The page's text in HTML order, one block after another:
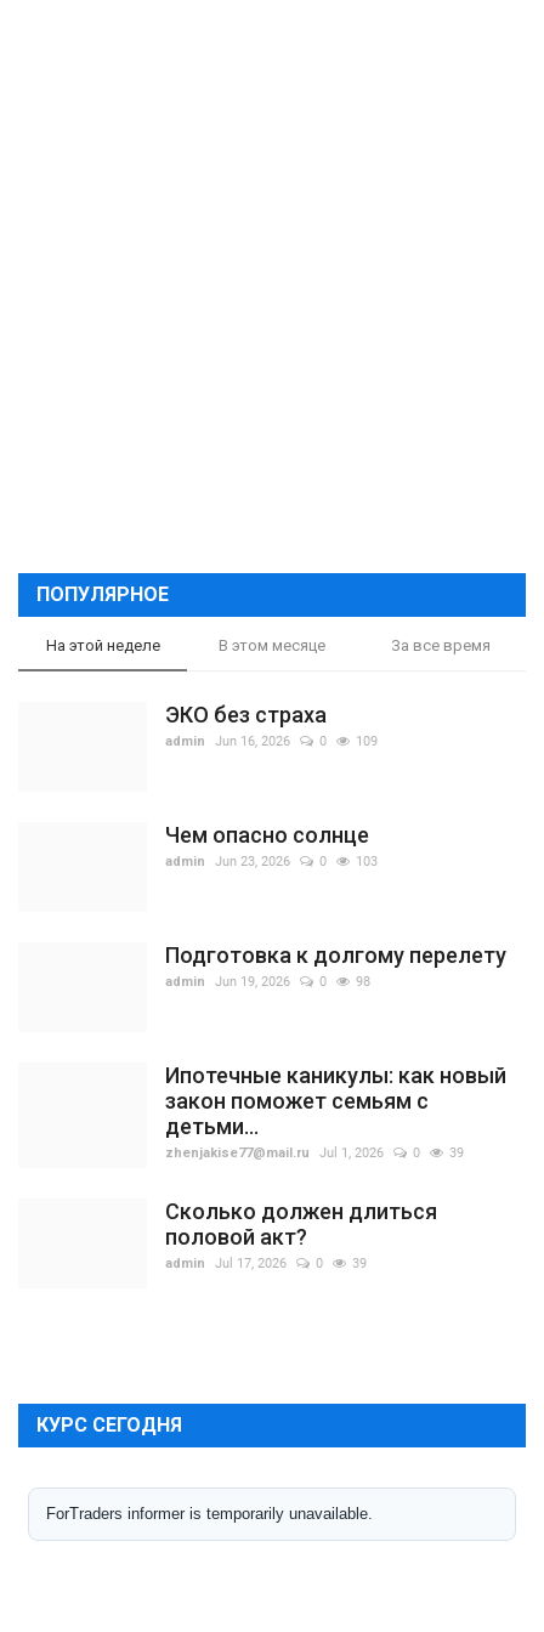
ПОПУЛЯРНОЕ
На этой неделе В этом месяце За все время
ЭКО без страха
admin Jun 16, 2026 0 109
Чем опасно солнце
admin Jun 23, 2026 0 103
Подготовка к долгому перелету
admin Jun 19, 2026 0 98
Ипотечные каникулы: как новый
закон поможет семьям с
детьми...
zhenjakise77@mail.ru Jul 1, 2026 0 39
Сколько должен длиться
половой акт?
admin Jul 17, 2026 0 39
КУРС СЕГОДНЯ